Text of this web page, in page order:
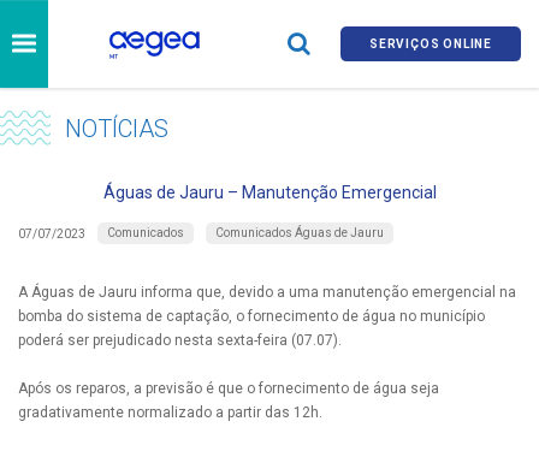
SERVIÇOS ONLINE
NOTÍCIAS
Águas de Jauru – Manutenção Emergencial
07/07/2023 Comunicados Comunicados Águas de Jauru
A Águas de Jauru informa que, devido a uma manutenção emergencial na
bomba do sistema de captação, o fornecimento de água no município
poderá ser prejudicado nesta sexta-feira (07.07).
Após os reparos, a previsão é que o fornecimento de água seja
gradativamente normalizado a partir das 12h.